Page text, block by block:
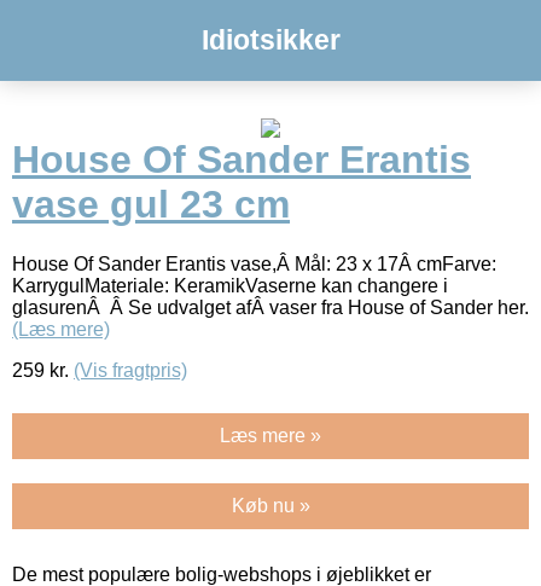
Idiotsikker
House Of Sander Erantis
vase gul 23 cm
House Of Sander Erantis vase,Â Mål: 23 x 17Â cmFarve:
KarrygulMateriale: KeramikVaserne kan changere i
glasurenÂ Â Se udvalget afÂ vaser fra House of Sander her.
(Læs mere)
259 kr. (Vis fragtpris)
Læs mere »
Køb nu »
De mest populære bolig-webshops i øjeblikket er